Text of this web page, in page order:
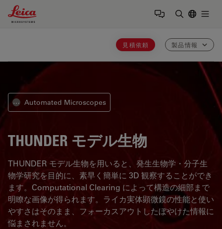
Leica Microsystems Logo
見積依頼 製品情報
⋯ Automated Microscopes
THUNDER モデル生物
THUNDER モデル生物を用いると、発生生物学・分子生
物学研究を目的に、素早く簡単に 3D 観察することができ
ます。Computational Clearing によって構造の細部まで
明瞭な画像が得られます。ライカ実体顕微鏡の性能と使い
やすさはそのまま、フォーカスアウトしたぼやけた情報に
悩まされません。